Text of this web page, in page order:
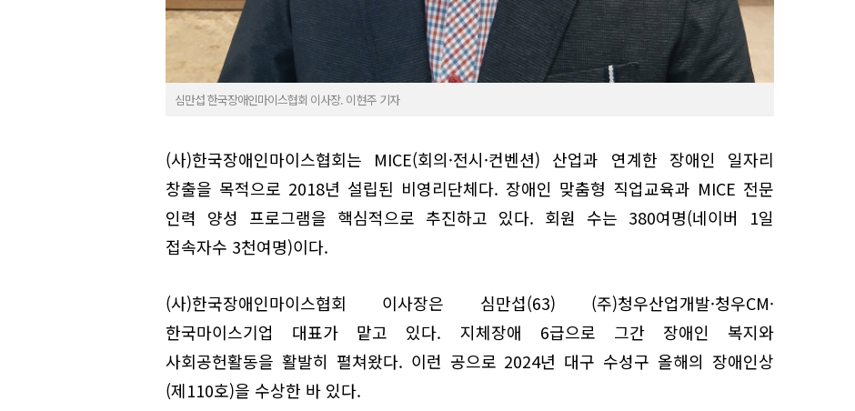
심만섭 한국장애인마이스협회 이사장. 이현주 기자
(사)한국장애인마이스협회는 MICE(회의·전시·컨벤션) 산업과 연계한 장애인 일자리
창출을 목적으로 2018년 설립된 비영리단체다. 장애인 맞춤형 직업교육과 MICE 전문
인력 양성 프로그램을 핵심적으로 추진하고 있다. 회원 수는 380여명(네이버 1일
접속자수 3천여명)이다.
(사)한국장애인마이스협회 이사장은 심만섭(63) (주)청우산업개발·청우CM·
한국마이스기업 대표가 맡고 있다. 지체장애 6급으로 그간 장애인 복지와
사회공헌활동을 활발히 펼쳐왔다. 이런 공으로 2024년 대구 수성구 올해의 장애인상
(제110호)을 수상한 바 있다.